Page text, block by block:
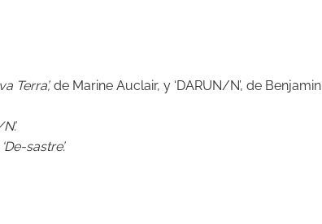
Terra’, de Marine Auclair, y ‘DARUN/N’, de Benjamin
‘De-sastre’.